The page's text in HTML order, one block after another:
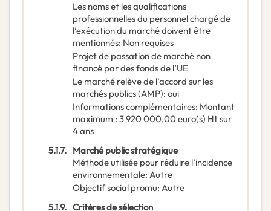
Les noms et les qualifications
professionnelles du personnel chargé de
l’exécution du marché doivent être
mentionnés: Non requises
Projet de passation de marché non
financé par des fonds de l’UE
Le marché relève de l’accord sur les
marchés publics (AMP): oui
Informations complémentaires: Montant
maximum : 3 920 000,00 euro(s) Ht sur
4 ans
5.1.7. Marché public stratégique
Méthode utilisée pour réduire l’incidence
environnementale: Autre
Objectif social promu: Autre
5.1.9. Critères de sélection